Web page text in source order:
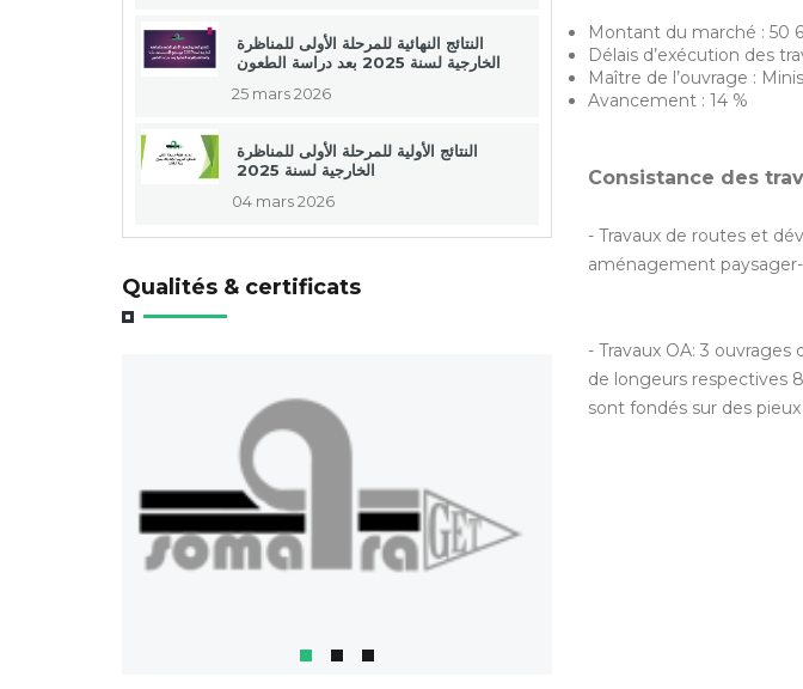
النتائج النهائية للمرحلة الأولى للمناظرة
الخارجية لسنة 2025 بعد دراسة الطعون
25 mars 2026
النتائج الأولية للمرحلة الأولى للمناظرة
الخارجية لسنة 2025
04 mars 2026
Qualités & certificats
Montant du marché : 50
Délais d’exécution des
Maître de l’ouvrage :
Avancement : 14 %
Consistance des
- Travaux de routes et
aménagement
- Travaux OA: 3
de longeurs respectives
sont fondés sur des